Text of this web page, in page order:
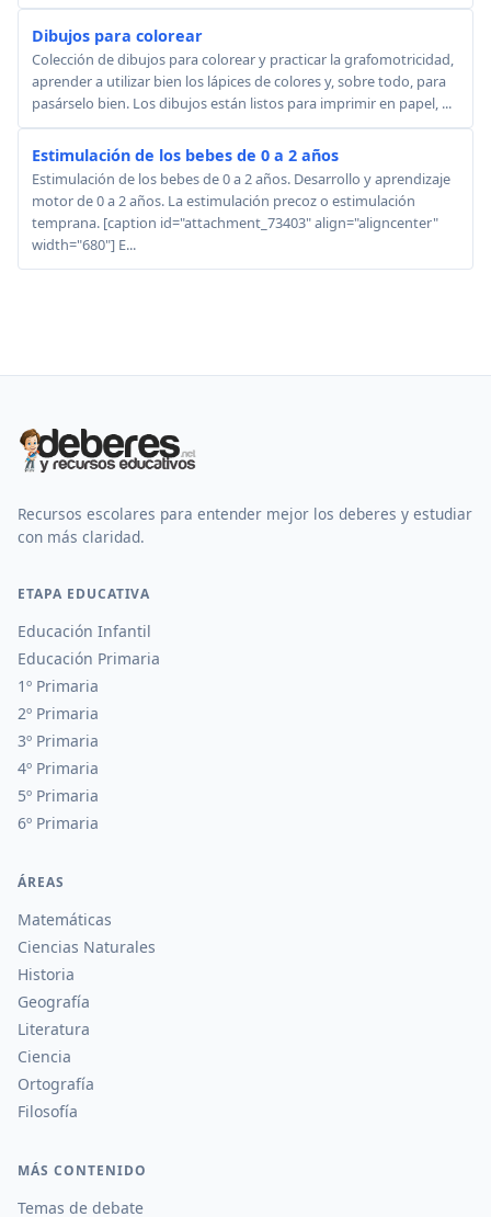
Dibujos para colorear
Colección de dibujos para colorear y practicar la grafomotricidad,
aprender a utilizar bien los lápices de colores y, sobre todo, para
pasárselo bien. Los dibujos están listos para imprimir en papel, ...
Estimulación de los bebes de 0 a 2 años
Estimulación de los bebes de 0 a 2 años. Desarrollo y aprendizaje
motor de 0 a 2 años. La estimulación precoz o estimulación
temprana. [caption id="attachment_73403" align="aligncenter"
width="680"] E...
Recursos escolares para entender mejor los deberes y estudiar
con más claridad.
ETAPA EDUCATIVA
Educación Infantil
Educación Primaria
1º Primaria
2º Primaria
3º Primaria
4º Primaria
5º Primaria
6º Primaria
ÁREAS
Matemáticas
Ciencias Naturales
Historia
Geografía
Literatura
Ciencia
Ortografía
Filosofía
MÁS CONTENIDO
Temas de debate